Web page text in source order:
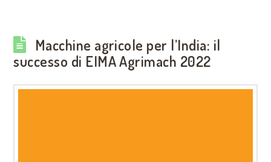
Macchine agricole per l’India: il
successo di EIMA Agrimach 2022